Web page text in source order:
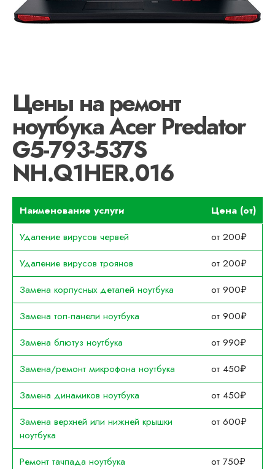
Цены на ремонт
ноутбука Acer Predator
G5-793-537S
NH.Q1HER.016
Наименование услуги
Цена (от)
Удаление вирусов червей
от 200₽
Удаление вирусов троянов
от 200₽
Замена корпусных деталей ноутбука
от 900₽
Замена топ-панели ноутбука
от 900₽
Замена блютуз ноутбука
от 990₽
Замена/ремонт микрофона ноутбука
от 450₽
Замена динамиков ноутбука
от 450₽
Замена верхней или нижней крышки
ноутбука
от 600₽
Ремонт тачпада ноутбука
от 750₽